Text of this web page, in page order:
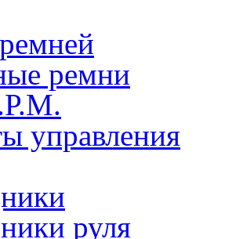
ремни
управления
руля